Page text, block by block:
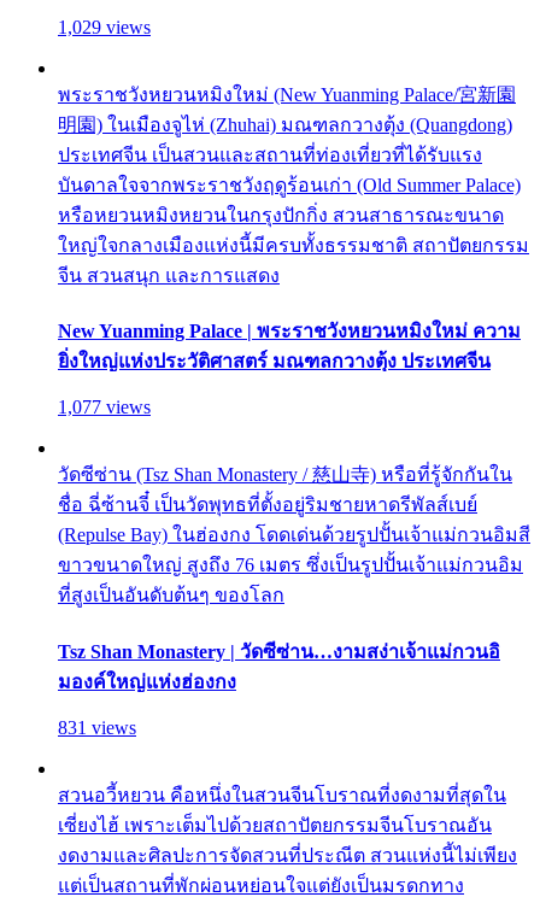
1,029 views
พระราชวังหยวนหมิงใหม่ (New Yuanming Palace/宮新園
明園) ในเมืองจูไห่ (Zhuhai) มณฑลกวางตุ้ง (Quangdong)
ประเทศจีน เป็นสวนและสถานที่ท่องเที่ยวที่ได้รับแรง
บันดาลใจจากพระราชวังฤดูร้อนเก่า (Old Summer Palace)
หรือหยวนหมิงหยวนในกรุงปักกิ่ง สวนสาธารณะขนาด
ใหญ่ใจกลางเมืองแห่งนี้มีครบทั้งธรรมชาติ สถาปัตยกรรม
จีน สวนสนุก และการแสดง
New Yuanming Palace | พระราชวังหยวนหมิงใหม่ ความ
ยิ่งใหญ่แห่งประวัติศาสตร์ มณฑลกวางตุ้ง ประเทศจีน
1,077 views
วัดซีซ่าน (Tsz Shan Monastery / 慈山寺) หรือที่รู้จักกันใน
ชื่อ ฉี่ซ้านจี๋ เป็นวัดพุทธที่ตั้งอยู่ริมชายหาดรีพัลส์เบย์
(Repulse Bay) ในฮ่องกง โดดเด่นด้วยรูปปั้นเจ้าแม่กวนอิมสี
ขาวขนาดใหญ่ สูงถึง 76 เมตร ซึ่งเป็นรูปปั้นเจ้าแม่กวนอิม
ที่สูงเป็นอันดับต้นๆ ของโลก
Tsz Shan Monastery | วัดซีซ่าน…งามสง่าเจ้าแม่กวนอิ
มองค์ใหญ่แห่งฮ่องกง
831 views
สวนอวี้หยวน คือหนึ่งในสวนจีนโบราณที่งดงามที่สุดใน
เซี่ยงไฮ้ เพราะเต็มไปด้วยสถาปัตยกรรมจีนโบราณอัน
งดงามและศิลปะการจัดสวนที่ประณีต สวนแห่งนี้ไม่เพียง
แต่เป็นสถานที่พักผ่อนหย่อนใจแต่ยังเป็นมรดกทาง